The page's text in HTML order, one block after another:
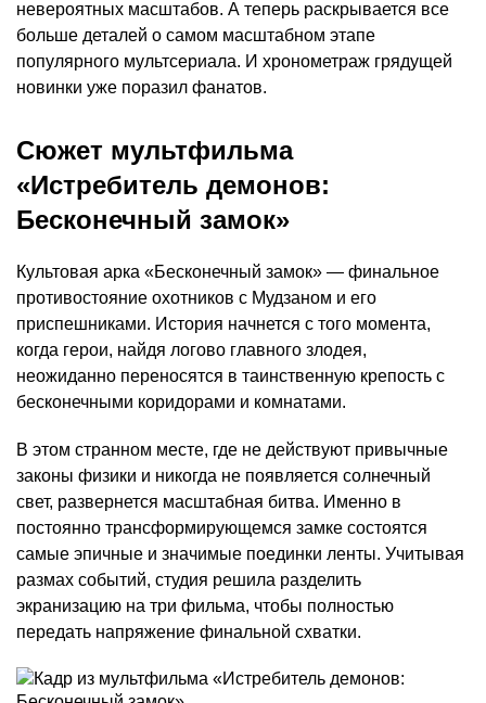
невероятных масштабов. А теперь раскрывается все
больше деталей о самом масштабном этапе
популярного мультсериала. И хронометраж грядущей
новинки уже поразил фанатов.
Сюжет мультфильма
«Истребитель демонов:
Бесконечный замок»
Культовая арка «Бесконечный замок» — финальное
противостояние охотников с Мудзаном и его
приспешниками. История начнется с того момента,
когда герои, найдя логово главного злодея,
неожиданно переносятся в таинственную крепость с
бесконечными коридорами и комнатами.
В этом странном месте, где не действуют привычные
законы физики и никогда не появляется солнечный
свет, развернется масштабная битва. Именно в
постоянно трансформирующемся замке состоятся
самые эпичные и значимые поединки ленты. Учитывая
размах событий, студия решила разделить
экранизацию на три фильма, чтобы полностью
передать напряжение финальной схватки.